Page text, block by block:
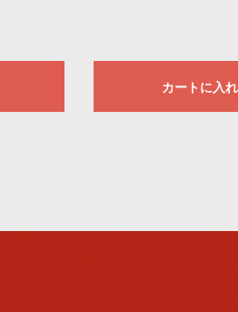
カートに入